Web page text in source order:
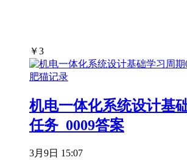
￥3
机电一体化系统设计基
任务_0009答案
3月9日 15:07